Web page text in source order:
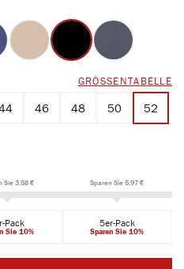
schwarz blue
GRÖSSENTABELLE
46 48 50 52
Sie 3,58 € Sparen Sie 5,97 €
Pack
Sie 10%
5er-Pack
Sparen Sie 10%